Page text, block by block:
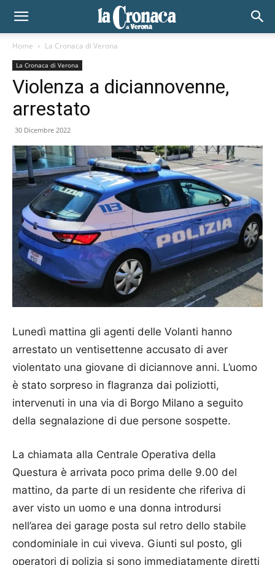
Home La Cronaca di Verona
La Cronaca di Verona
Violenza a diciannovenne,
arrestato
30 Dicembre 2022
Lunedì mattina gli agenti delle Volanti hanno
arrestato un ventisettenne accusato di aver
violentato una giovane di diciannove anni. L’uomo
è stato sorpreso in flagranza dai poliziotti,
intervenuti in una via di Borgo Milano a seguito
della segnalazione di due persone sospette.
La chiamata alla Centrale Operativa della
Questura è arrivata poco prima delle 9.00 del
mattino, da parte di un residente che riferiva di
aver visto un uomo e una donna introdursi
nell’area dei garage posta sul retro dello stabile
condominiale in cui viveva. Giunti sul posto, gli
operatori di polizia si sono immediatamente diretti